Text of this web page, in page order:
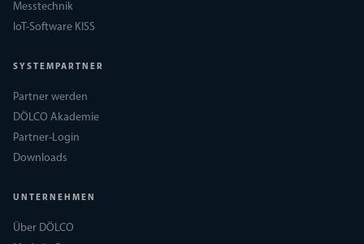
Messtechnik
IoT-Software KISS
SYSTEMPARTNER
Partner werden
DÖLCO Akademie
Partner-Login
Downloads
UNTERNEHMEN
Über DÖLCO